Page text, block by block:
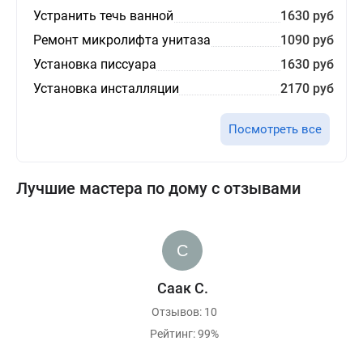
Устранить течь ванной
1630 руб
Ремонт микролифта унитаза
1090 руб
Установка писсуара
1630 руб
Установка инсталляции
2170 руб
Посмотреть все
Лучшие мастера по дому с отзывами
Саак С.
Отзывов: 10
Рейтинг: 99%